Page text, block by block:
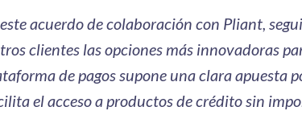
acuerdo de colaboración con Pliant,
clientes las opciones más innovadoras
de pagos supone una clara
el acceso a productos de crédito sin